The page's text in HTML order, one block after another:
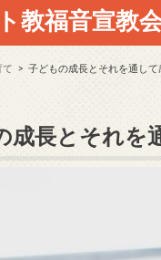
教福音宣教
て 子どもの成長とそれを通して
成長とそれを